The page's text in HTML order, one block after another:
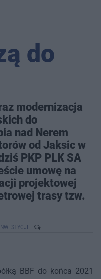
do
modernizacja
do
nad Nerem
od Jaksic w
PKP PLK SA
umowę na
projektowej
trasy tzw.
INWESTYCJE
BBF do końca 2021